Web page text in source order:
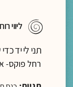
ליווי
תני לי יד
רחל פוקס-